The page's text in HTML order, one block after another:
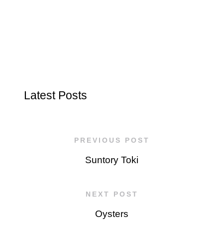
Latest Posts
PREVIOUS POST
Suntory Toki
NEXT POST
Oysters